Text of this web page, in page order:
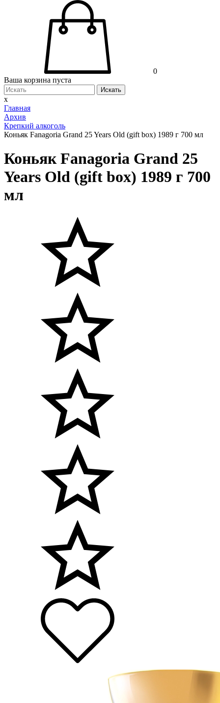
0
Ваша корзина пуста
Искать
x
Главная
Архив
Крепкий алкоголь
Коньяк Fanagoria Grand 25 Years Old (gift box) 1989 г 700 мл
Коньяк Fanagoria Grand 25
Years Old (gift box) 1989 г 700
мл